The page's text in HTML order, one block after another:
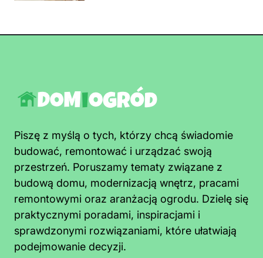
Piszę z myślą o tych, którzy chcą świadomie
budować, remontować i urządzać swoją
przestrzeń. Poruszamy tematy związane z
budową domu, modernizacją wnętrz, pracami
remontowymi oraz aranżacją ogrodu. Dzielę się
praktycznymi poradami, inspiracjami i
sprawdzonymi rozwiązaniami, które ułatwiają
podejmowanie decyzji.